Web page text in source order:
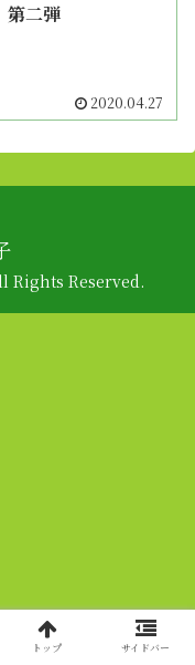
二弾
2020.04.27
Rights Reserved.
トップ サイドバー